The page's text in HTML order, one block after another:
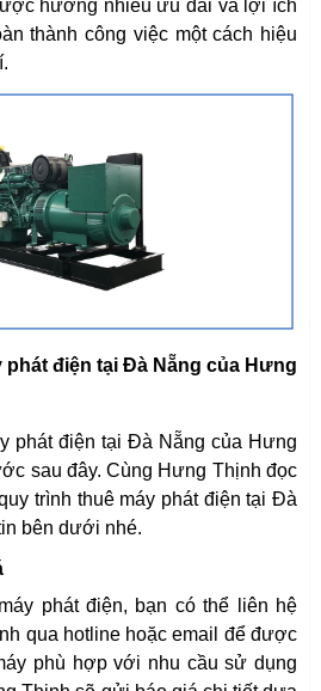
hưởng nhiều ưu đãi và lợi ích
thành công việc một cách hiệu
phát điện tại Đà Nẵng của Hưng
phát điện tại Đà Nẵng của Hưng
sau đây. Cùng Hưng Thịnh đọc
trình thuê máy phát điện tại Đà
bên dưới nhé.
phát điện, bạn có thể liên hệ
qua hotline hoặc email để được
phù hợp với nhu cầu sử dụng